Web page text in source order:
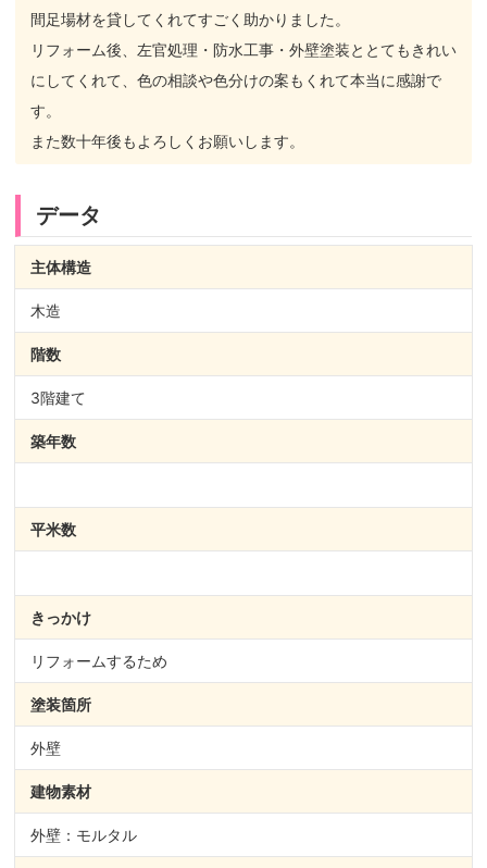
間足場材を貸してくれてすごく助かりました。
リフォーム後、左官処理・防水工事・外壁塗装ととてもきれい
にしてくれて、色の相談や色分けの案もくれて本当に感謝で
す。
また数十年後もよろしくお願いします。
データ
主体構造
木造
階数
3階建て
築年数
平米数
きっかけ
リフォームするため
塗装箇所
外壁
建物素材
外壁：モルタル